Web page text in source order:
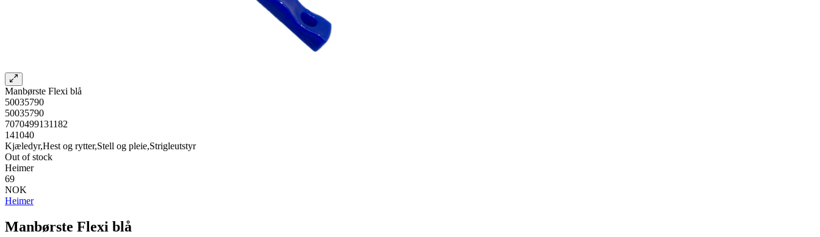
Manbørste Flexi blå
50035790
50035790
7070499131182
141040
Kjæledyr,Hest og rytter,Stell og pleie,Strigleutstyr
Out of stock
Heimer
69
NOK
Heimer
Manbørste Flexi blå